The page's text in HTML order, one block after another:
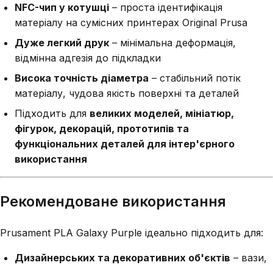
NFC-чип у котушці – проста ідентифікація
матеріалу на сумісних принтерах Original Prusa
Дуже легкий друк – мінімальна деформація,
відмінна адгезія до підкладки
Висока точність діаметра – стабільний потік
матеріалу, чудова якість поверхні та деталей
Підходить для великих моделей, мініатюр,
фігурок, декорацій, прототипів та
функціональних деталей для інтер'єрного
використання
Рекомендоване використання
Prusament PLA Galaxy Purple ідеально підходить для:
Дизайнерських та декоративних об'єктів – вази,